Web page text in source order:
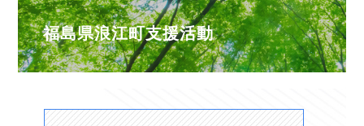
福島県浪江町支援活動